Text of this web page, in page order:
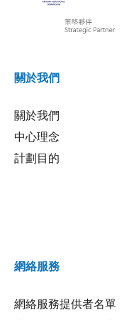
關於我們
關於我們
中心理念
計劃目的
網絡服務
網絡服務提供者名單